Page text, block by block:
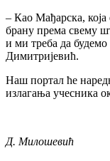
– Као Мађарска,
брану према свему
и ми треба да будемо
Димитријевић.
Наш портал ће
излагања учесника
Д. Милошевић